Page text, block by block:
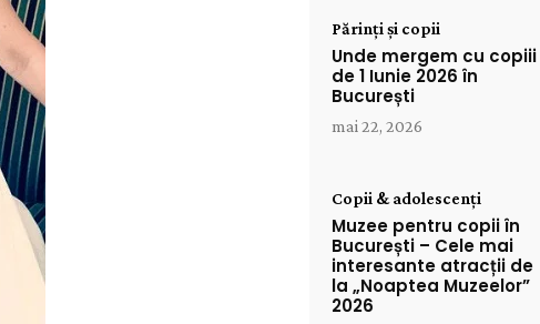
Părinți și copii
Unde mergem cu copiii
de 1 Iunie 2026 în
București
mai 22, 2026
Copii & adolescenți
Muzee pentru copii în
București – Cele mai
interesante atracții de
la „Noaptea Muzeelor”
2026